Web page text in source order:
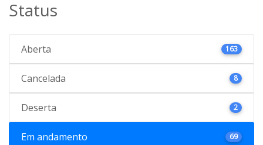
Status
Aberta 163
Cancelada 8
Deserta 2
Em andamento 69